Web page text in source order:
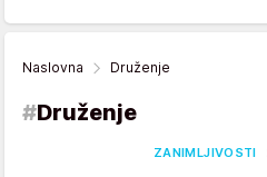
Naslovna Druženje
#Druženje
ZANIMLJIVOSTI